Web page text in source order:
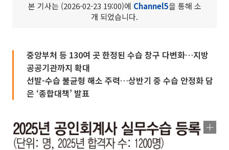
본 기사는 (2026-02-23 19:00)에 Channel5을 통해 소
개 되었습니다.
중앙부처 등 130여 곳 한정된 수습 창구 다변화…지방
공공기관까지 확대
선발-수습 불균형 해소 주력…상반기 중 수습 안정화 담
은 ‘종합대책’ 발표